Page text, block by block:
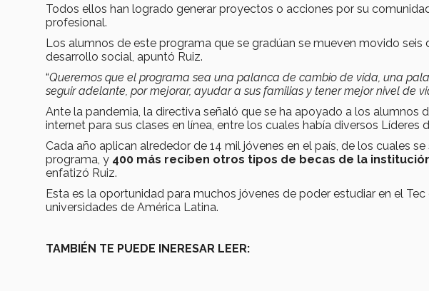
Todos ellos han logrado generar proyectos o acciones por su
profesional.
Los alumnos de este programa que se gradúan se mueven movido seis
desarrollo social, apuntó Ruiz.
“Queremos que el programa sea una palanca de cambio de vida, una
seguir adelante, por mejorar, ayudar a sus familias y tener mejor nivel de
Ante la pandemia, la directiva señaló que se ha apoyado a los alumnos
internet para sus clases en línea, entre los cuales había diversos Líderes
Cada año aplican alrededor de 14 mil jóvenes en el país, de los cuales
programa, y 400 más reciben otros tipos de becas de la
enfatizó Ruiz.
Esta es la oportunidad para muchos jóvenes de poder estudiar en el
universidades de América Latina.
TAMBIÉN TE PUEDE INERESAR LEER: